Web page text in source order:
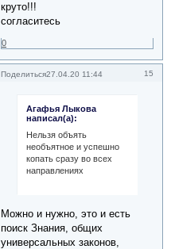
круто!!!
согласитесь
0
Поделиться 15
27.04.20 11:44
Агафья Лыкова
написал(а):
Нельзя объять
необъятное и успешно
копать сразу во всех
направлениях
Можно и нужно, это и есть
поиск Знания, общих
универсальных законов,